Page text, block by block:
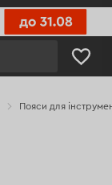
Пояси для